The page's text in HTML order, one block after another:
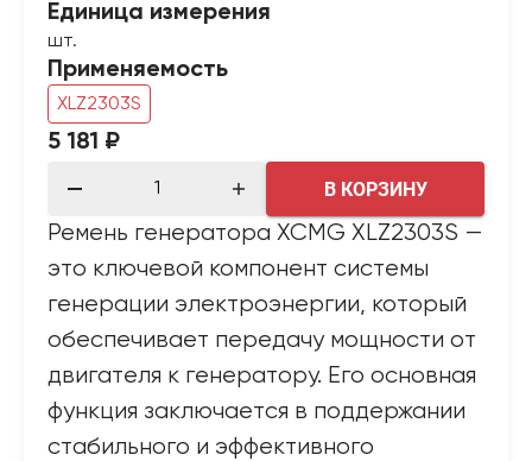
Единица измерения
шт.
Применяемость
XLZ2303S
5 181 ₽
В КОРЗИНУ
Ремень генератора XCMG XLZ2303S —
это ключевой компонент системы
генерации электроэнергии, который
обеспечивает передачу мощности от
двигателя к генератору. Его основная
функция заключается в поддержании
стабильного и эффективного